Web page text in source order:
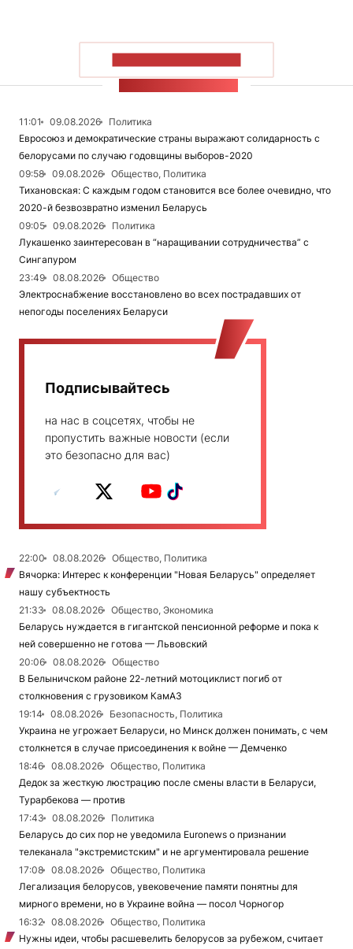
11:01 09.08.2026
Политика
Евросоюз и демократические страны выражают солидарность с
белорусами по случаю годовщины выборов-2020
09:58
09.08.2026
Общество, Политика
Тихановская: С каждым годом становится все более очевидно, что
2020-й безвозвратно изменил Беларусь
09:05
09.08.2026
Политика
Лукашенко заинтересован в “наращивании сотрудничества” с
Сингапуром
23:49
08.08.2026
Общество
Электроснабжение восстановлено во всех пострадавших от
непогоды поселениях Беларуси
Подписывайтесь
на нас в соцсетях, чтобы не
пропустить важные новости (если
это безопасно для вас)
22:00 08.08.2026
Общество, Политика
Вячорка: Интерес к конференции "Новая Беларусь" определяет
нашу субъектность
21:33
08.08.2026
Общество, Экономика
Беларусь нуждается в гигантской пенсионной реформе и пока к
ней совершенно не готова — Львовский
20:06
08.08.2026
Общество
В Белыничском районе 22-летний мотоциклист погиб от
столкновения с грузовиком КамАЗ
19:14
08.08.2026
Безопасность, Политика
Украина не угрожает Беларуси, но Минск должен понимать, с чем
столкнется в случае присоединения к войне — Демченко
18:46
08.08.2026
Общество, Политика
Дедок за жесткую люстрацию после смены власти в Беларуси,
Турарбекова — против
17:43
08.08.2026
Политика
Беларусь до сих пор не уведомила Euronews о признании
телеканала "экстремистским" и не аргументировала решение
17:08
08.08.2026
Общество, Политика
Легализация белорусов, увековечение памяти понятны для
мирного времени, но в Украине война — посол Чорногор
16:32
08.08.2026
Общество, Политика
Нужны идеи, чтобы расшевелить белорусов за рубежом, считает